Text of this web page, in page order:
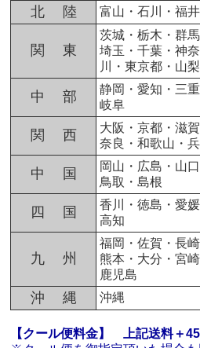
北 陸 富山・石川・福井
関 東
茨城・栃木・群馬
埼玉・千葉・神奈
川・東京都・山梨
中 部
静岡・愛知・三重
岐阜
関 西
大阪・京都・滋賀
奈良・和歌山・
中 国
岡山・広島・山口
鳥取・島根
四 国
香川・徳島・愛媛
高知
九 州
福岡・佐賀・長崎
熊本・大分・宮崎
鹿児島
沖 縄 沖縄
【クール便料金】
上記送料＋